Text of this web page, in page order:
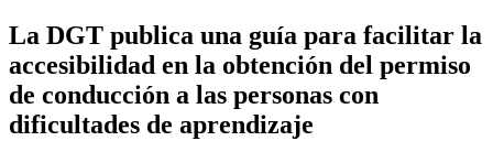
La DGT publica una guía para facilitar la
accesibilidad en la obtención del permiso
de conducción a las personas con
dificultades de aprendizaje